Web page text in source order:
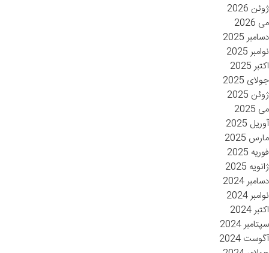
ژوئن 2026
می 2026
دسامبر 2025
نوامبر 2025
اکتبر 2025
جولای 2025
ژوئن 2025
می 2025
آوریل 2025
مارس 2025
فوریه 2025
ژانویه 2025
دسامبر 2024
نوامبر 2024
اکتبر 2024
سپتامبر 2024
آگوست 2024